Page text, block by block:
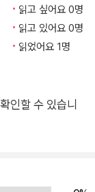
남아 있습니다.
양한 감정을 담은
간을 경험해 보세
하고, 때로는 서
시절 형제자매
랬냐는 듯이 가까
라가 들려주는
읽고 싶어요 0명
읽고 있어요 0명
읽었어요 1명
인할 수 있습니